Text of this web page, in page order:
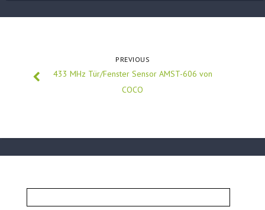
PREVIOUS
433 MHz Tür/Fenster Sensor AMST-606 von
COCO